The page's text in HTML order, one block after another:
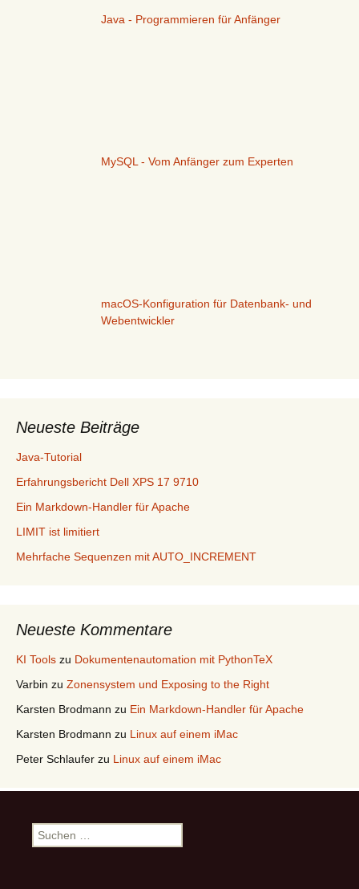
Java - Programmieren für Anfänger
MySQL - Vom Anfänger zum Experten
macOS-Konfiguration für Datenbank- und
Webentwickler
Neueste Beiträge
Java-Tutorial
Erfahrungsbericht Dell XPS 17 9710
Ein Markdown-Handler für Apache
LIMIT ist limitiert
Mehrfache Sequenzen mit AUTO_INCREMENT
Neueste Kommentare
KI Tools zu Dokumentenautomation mit PythonTeX
Varbin zu Zonensystem und Exposing to the Right
Karsten Brodmann zu Ein Markdown-Handler für Apache
Karsten Brodmann zu Linux auf einem iMac
Peter Schlaufer zu Linux auf einem iMac
Suchen
nach: